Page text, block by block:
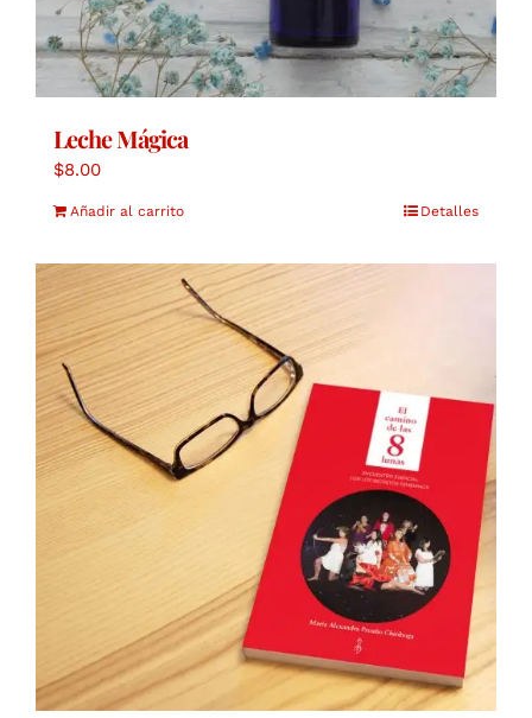
Leche Mágica
$8.00
Añadir al carrito Detalles